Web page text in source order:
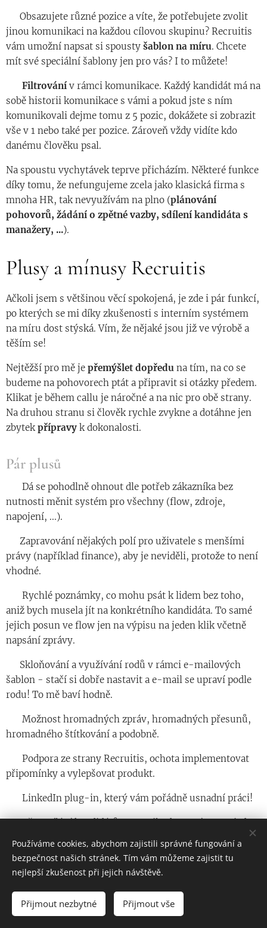
◾️ Obsazujete různé pozice a víte, že potřebujete zvolit
jinou komunikaci na každou cílovou skupinu? Recruitis
vám umožní napsat si spousty šablon na míru. Chcete
mít své speciální šablony jen pro vás? I to můžete!
Filtrování v rámci komunikace. Každý kandidát má na
sobě historii komunikace s vámi a pokud jste s ním
komunikovali dejme tomu z 5 pozic, dokážete si zobrazit
vše v 1 nebo také per pozice. Zároveň vždy vidíte kdo
danému člověku psal.
Na spoustu vychytávek teprve přicházím. Některé funkce
díky tomu, že nefungujeme zcela jako klasická firma s
mnoha HR, tak nevyužívám na plno (plánování
pohovorů, žádání o zpětné vazby, sdílení kandidáta s
manažery, ...).
Plusy a mínusy Recruitis
Ačkoli jsem s většinou věcí spokojená, je zde i pár funkcí,
po kterých se mi díky zkušenosti s interním systémem
na míru dost stýská. Vím, že nějaké jsou již ve výrobě a
těším se!
Nejtěžší pro mě je přemýšlet dopředu na tím, na co se
budeme na pohovorech ptát a připravit si otázky předem.
Klikat je během callu je náročné a na nic pro obě strany.
Na druhou stranu si člověk rychle zvykne a dotáhne jen
zbytekpřípravy k dokonalosti.
Pár plusů
◾️ Dá se pohodlně ohnout dle potřeb zákazníka bez
nutnosti měnit systém pro všechny (flow, zdroje,
napojení, ...).
◾️ Zapravování nějakých polí pro uživatele s menšími
právy (například finance), aby je neviděli, protože to není
vhodné.
◾️ Rychlé poznámky, co mohu psát k lidem bez toho,
aniž bych musela jít na konkrétního kandidáta. To samé
jejich posun ve flow jen na výpisu na jeden klik včetně
napsání zprávy.
◾️ Skloňování a využívání rodů v rámci e-mailových
šablon - stačí si dobře nastavit a e-mail se upraví podle
rodu! To mě baví hodně.
◾️ Možnost hromadných zpráv, hromadných přesunů,
hromadného štítkování a podobně.
◾️ Podpora ze strany Recruitis, ochota implementovat
připomínky a vylepšovat produkt.
◾️ LinkedIn plug-in, který vám pořádně usnadní práci!
◾️ Přeposílání kandidátů z e-mailu do systému na jeden
klik, tj během chvíle dostanete všechny CVs z e-mailu do
Recruitis jen přeposláním na konkrétní e-mail.
Pár mínusů
◾️ Nemožnost formátování textu v rámci
Používáme cookies, abychom zajistili správné fungování a
bezpečnost našich stránek. Tím vám můžeme zajistit tu
nejlepší zkušenost při jejich návštěvě.
Přijmout nezbytné Přijmout vše